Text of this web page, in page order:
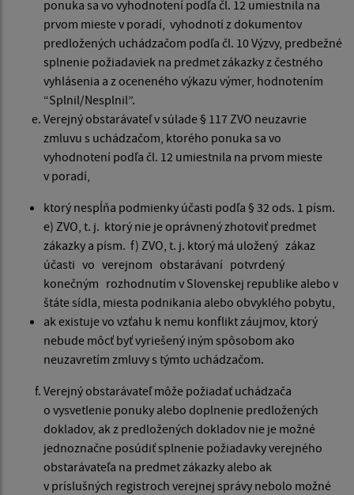
ponuka sa vo vyhodnotení podľa čl. 12 umiestnila na
prvom mieste v poradí, vyhodnotí z dokumentov
predložených uchádzačom podľa čl. 10 Výzvy, predbežné
splnenie požiadaviek na predmet zákazky z čestného
vyhlásenia a z oceneného výkazu výmer, hodnotením
“Splnil/Nesplnil”.
Verejný obstarávateľ v súlade § 117 ZVO neuzavrie
zmluvu s uchádzačom, ktorého ponuka sa vo
vyhodnotení podľa čl. 12 umiestnila na prvom mieste
v poradí,
ktorý nespĺňa podmienky účasti podľa § 32 ods. 1 písm.
e) ZVO, t. j. ktorý nie je oprávnený zhotoviť predmet
zákazky a písm. f) ZVO, t. j. ktorý má uložený zákaz
účasti vo verejnom obstarávaní potvrdený
konečným rozhodnutím v Slovenskej republike alebo v
štáte sídla, miesta podnikania alebo obvyklého pobytu,
ak existuje vo vzťahu k nemu konflikt záujmov, ktorý
nebude môcť byť vyriešený iným spôsobom ako
neuzavretím zmluvy s týmto uchádzačom.
Verejný obstarávateľ môže požiadať uchádzača
o vysvetlenie ponuky alebo doplnenie predložených
dokladov, ak z predložených dokladov nie je možné
jednoznačne posúdiť splnenie požiadavky verejného
obstarávateľa na predmet zákazky alebo ak
v príslušných registroch verejnej správy nebolo možné